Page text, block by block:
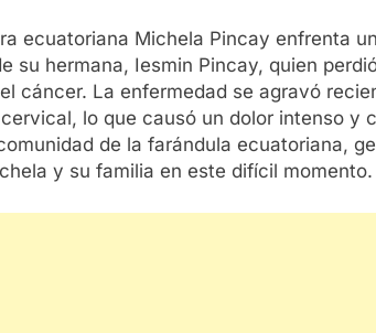
ecuatoriana Michela Pincay enfrenta
su hermana, Iesmin Pincay, quien
cáncer. La enfermedad se agravó
lo que causó un dolor intenso y
de la farándula ecuatoriana,
y su familia en este difícil momento.